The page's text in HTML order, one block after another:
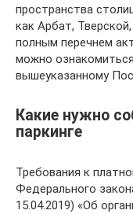
пространства
как Арбат,
полным перечнем
можно
вышеуказанному
Какие нужно
паркинге
Требования к
Федерального
15.04.2019) «Об